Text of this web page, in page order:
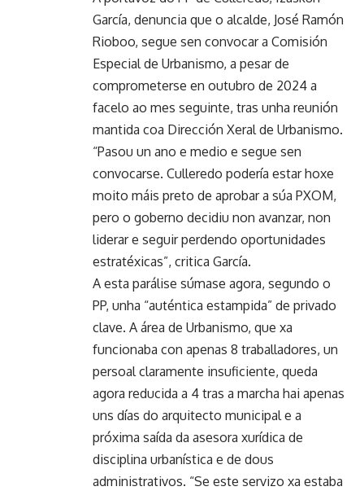
García, denuncia que o alcalde, José Ramón
Rioboo, segue sen convocar a Comisión
Especial de Urbanismo, a pesar de
comprometerse en outubro de 2024 a
facelo ao mes seguinte, tras unha reunión
mantida coa Dirección Xeral de Urbanismo.
“Pasou un ano e medio e segue sen
convocarse. Culleredo podería estar hoxe
moito máis preto de aprobar a súa PXOM,
pero o goberno decidiu non avanzar, non
liderar e seguir perdendo oportunidades
estratéxicas”, critica García.
A esta parálise súmase agora, segundo o
PP, unha “auténtica estampida” de privado
clave. A área de Urbanismo, que xa
funcionaba con apenas 8 traballadores, un
persoal claramente insuficiente, queda
agora reducida a 4 tras a marcha hai apenas
uns días do arquitecto municipal e a
próxima saída da asesora xurídica de
disciplina urbanística e de dous
administrativos. “Se este servizo xa estaba